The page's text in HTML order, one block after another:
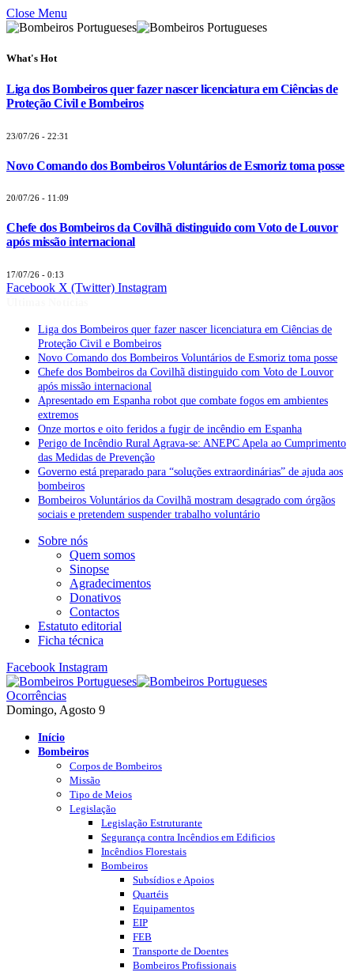
Close Menu
What's Hot
Liga dos Bombeiros quer fazer nascer licenciatura em Ciências de
Proteção Civil e Bombeiros
23/07/26 - 22:31
Novo Comando dos Bombeiros Voluntários de Esmoriz toma posse
20/07/26 - 11:09
Chefe dos Bombeiros da Covilhã distinguido com Voto de Louvor
após missão internacional
17/07/26 - 0:13
Facebook X (Twitter) Instagram
Liga dos Bombeiros quer fazer nascer licenciatura em Ciências de
Proteção Civil e Bombeiros
Novo Comando dos Bombeiros Voluntários de Esmoriz toma posse
Chefe dos Bombeiros da Covilhã distinguido com Voto de Louvor
após missão internacional
Apresentado em Espanha robot que combate fogos em ambientes
extremos
Onze mortos e oito feridos a fugir de incêndio em Espanha
Perigo de Incêndio Rural Agrava-se: ANEPC Apela ao Cumprimento
das Medidas de Prevenção
Governo está preparado para “soluções extraordinárias” de ajuda aos
bombeiros
Bombeiros Voluntários da Covilhã mostram desagrado com órgãos
sociais e pretendem suspender trabalho voluntário
Sobre nós
Quem somos
Sinopse
Agradecimentos
Donativos
Contactos
Estatuto editorial
Ficha técnica
Facebook Instagram
Ocorrências
Domingo, Agosto 9
Início
Bombeiros
Corpos de Bombeiros
Missão
Tipo de Meios
Legislação
Legislação Estruturante
Segurança contra Incêndios em Edificios
Incêndios Florestais
Bombeiros
Subsídios e Apoios
Quartéis
Equipamentos
EIP
FEB
Transporte de Doentes
Bombeiros Profissionais